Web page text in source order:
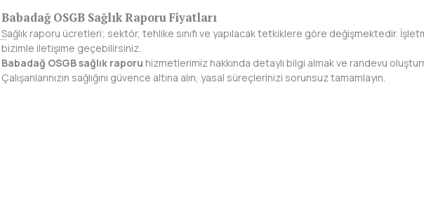
Babadağ OSGB Sağlık Raporu Fiyatları
Sağlık raporu ücretleri; sektör, tehlike sınıfı ve yapılacak tetkiklere göre değişmektedir.
bizimle iletişime geçebilirsiniz.
Babadağ OSGB sağlık raporu hizmetlerimiz hakkında detaylı bilgi almak ve randevu
Çalışanlarınızın sağlığını güvence altına alın, yasal süreçlerinizi sorunsuz tamamlayın.